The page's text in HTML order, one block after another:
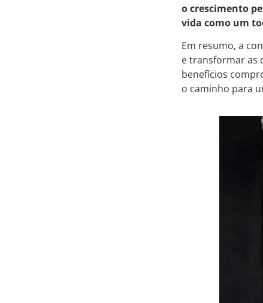
o crescimento
vida como um
Em resumo, a
e transformar as
benefícios
o caminho para